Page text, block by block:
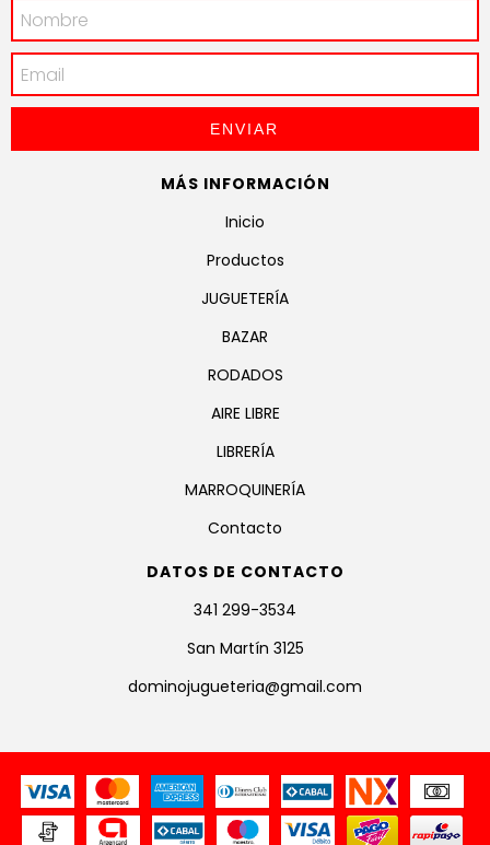
MÁS INFORMACIÓN
Inicio
Productos
JUGUETERÍA
BAZAR
RODADOS
AIRE LIBRE
LIBRERÍA
MARROQUINERÍA
Contacto
DATOS DE CONTACTO
341 299-3534
San Martín 3125
dominojugueteria@gmail.com